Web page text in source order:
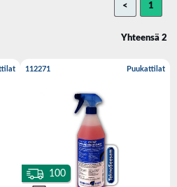
< 1
Yhteensä 2
112271 Puukattilat
100